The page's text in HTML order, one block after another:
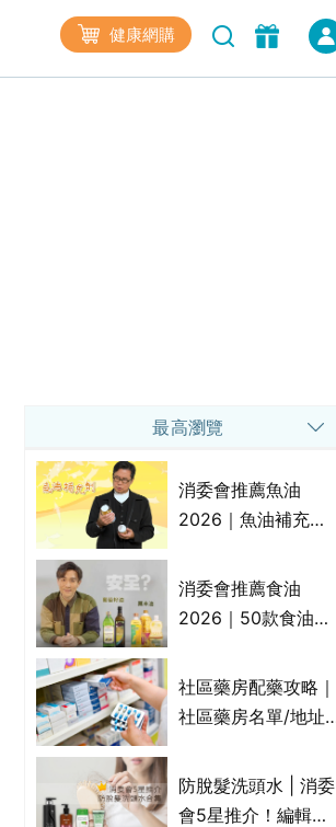
健康網購
最高瀏覽
消委會推薦魚油
2026｜魚油補充劑
名單｜附1款國際魚
油標準5星認證 針對
消委會推薦食油
2026｜50款食油評
物｜21款健康煮食油
總評達5星滿分名單
花籽油/花生油等)
社區藥房配藥攻略｜
社區藥房名單/地址/
法一覽表｜社區藥房
是甚麼？可以申請藥
防脫髮洗頭水 | 消委
會5星推介！編輯加